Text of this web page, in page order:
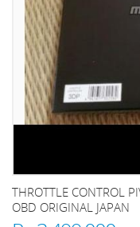
THROTTLE CONTROL
OBD ORIGINAL JAPAN